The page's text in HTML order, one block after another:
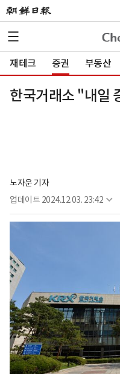
재테크 증권 부동산
한국거래소 "내일
노자운 기자
업데이트 2024.12.03. 23:42